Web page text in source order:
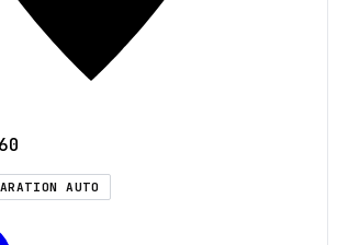
AUTO